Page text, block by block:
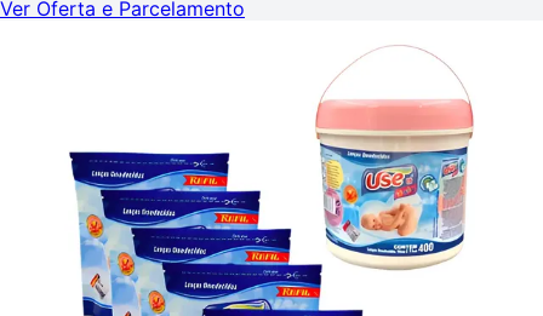
Ver Oferta e Parcelamento